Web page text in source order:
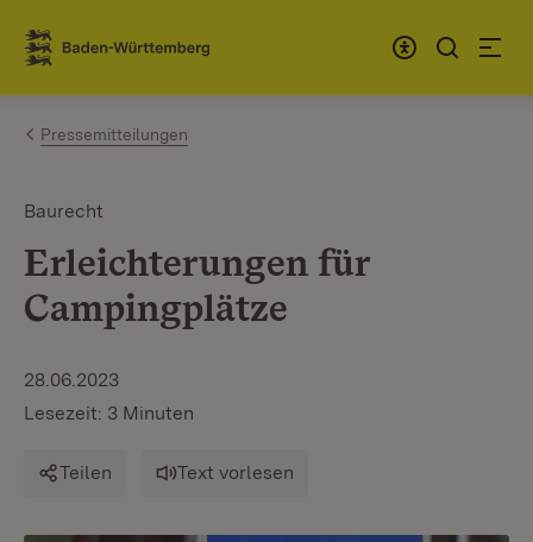
Zum Inhalt springen
Link zur Startseite
Pressemitteilungen
Baurecht
Erleichterungen für
Campingplätze
28.06.2023
Lesezeit: 3 Minuten
Teilen Text vorlesen